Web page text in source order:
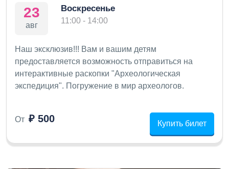
23
авг
Воскресенье
11:00 - 14:00
Наш эксклюзив!!! Вам и вашим детям
предоставляется возможность отправиться на
интерактивные раскопки "Археологическая
экспедиция". Погружение в мир археологов.
От ₽ 500 Купить билет